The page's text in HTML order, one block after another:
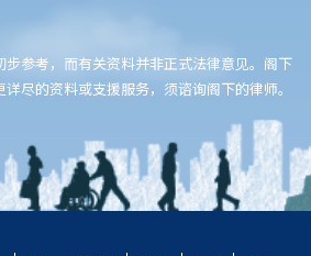
可否藉此理由离婚？
同居，并不打算结婚。我们在法律上的保障
亲很富有，他不大相信我的未婚夫，建议我
甚么是婚姻协议书？
参考，而有关资料并非正式法律意见。阁下
尽的资料或支援服务，须谘询阁下的律师。